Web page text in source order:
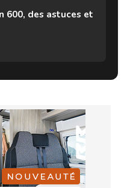
600, des astuces et